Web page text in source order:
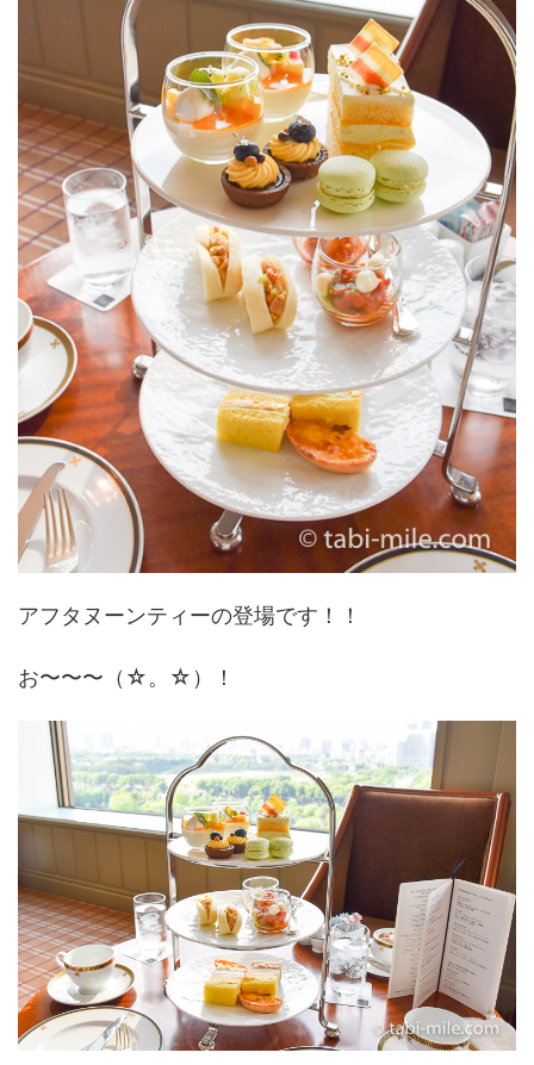
アフタヌーンティーの登場です！！
お〜〜〜（☆。☆）！